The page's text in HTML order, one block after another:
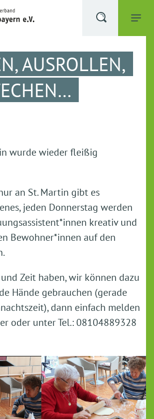
AUSROLLEN,
wurde wieder fleißig
an St. Martin gibt es
jeden Donnerstag werden
kreativ und
Bewohner*innen auf den
Zeit haben, wir können dazu
Hände gebrauchen (gerade
dann einfach melden
oder unter Tel.: 08104889328